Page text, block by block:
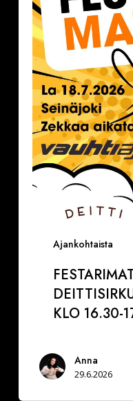
Ajankohtaista
Deittisirkus
18.7.2026,
klo
16.30-
17.30
VAUHTIAJOT
KLO 16.30-
Anna
29.6.2026